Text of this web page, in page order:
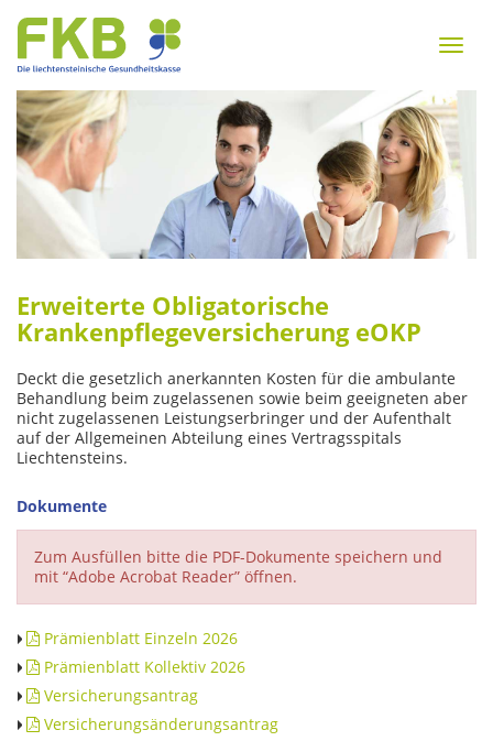
Inhalt
springen
Zur
Navigation
springen
Menu
Erweiterte Obligatorische
Krankenpflege­­versicherung eOKP
Deckt die gesetzlich anerkannten Kosten für die ambulante
Behandlung beim zugelassenen sowie beim geeigneten aber
nicht zugelassenen Leistungserbringer und der Aufenthalt
auf der Allgemeinen Abteilung eines Vertragsspitals
Liechtensteins.
Dokumente
Zum Ausfüllen bitte die PDF-Dokumente speichern und
mit “Adobe Acrobat Reader” öffnen.
Prämienblatt Einzeln 2026
Prämienblatt Kollektiv 2026
Versicherungsantrag
Versicherungsänderungsantrag